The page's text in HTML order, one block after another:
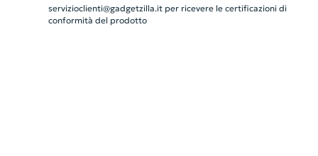
servizioclienti@gadgetzilla.itper ricevere le certificazioni di
conformità del prodotto